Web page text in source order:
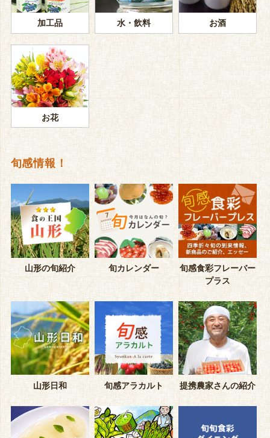
加工品 水・飲料 お酒
お花
旬感情報！
山形の旬紹介 旬カレンダー
旬感食彩フレーバー
プラス
山形日和 旬感アラカルト 提携農家さんの紹介